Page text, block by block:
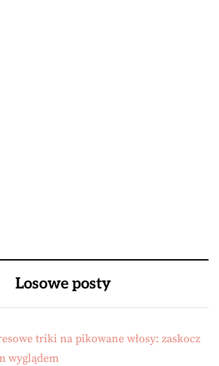
Losowe posty
triki na pikowane włosy: zaskocz
wyglądem